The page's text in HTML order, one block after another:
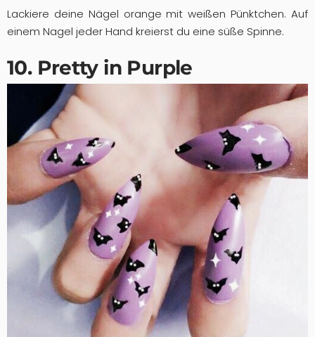
Lackiere deine Nägel orange mit weißen Pünktchen. Auf
einem Nagel jeder Hand kreierst du eine süße Spinne.
10. Pretty in Purple